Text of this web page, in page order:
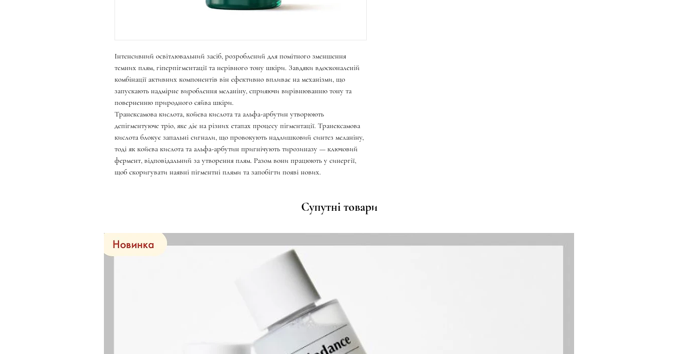
Супутні товари
Інтенсивний освітлювальний засіб, розроблений для помітного зменшення
темних плям, гіперпігментації та нерівного тону шкіри. Завдяки вдосконаленій
комбінації активних компонентів він ефективно впливає на механізми, що
запускають надмірне вироблення меланіну, сприяючи вирівнюванню тону та
поверненню природного сяйва шкіри.
Транексамова кислота, койєва кислота та альфа-арбутин утворюють
депігментуюче тріо, яке діє на різних етапах процесу пігментації. Транексамова
кислота блокує запальні сигнали, що провокують надлишковий синтез меланіну,
тоді як койєва кислота та альфа-арбутин пригнічують тирозиназу — ключовий
фермент, відповідальний за утворення плям. Разом вони працюють у синергії,
щоб скоригувати наявні пігментні плями та запобігти появі нових.